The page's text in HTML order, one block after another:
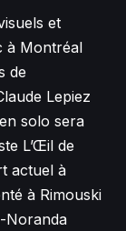
et
à Montréal
de
Lepiez
solo sera
L’Œil de
actuel à
à Rimouski
Noranda